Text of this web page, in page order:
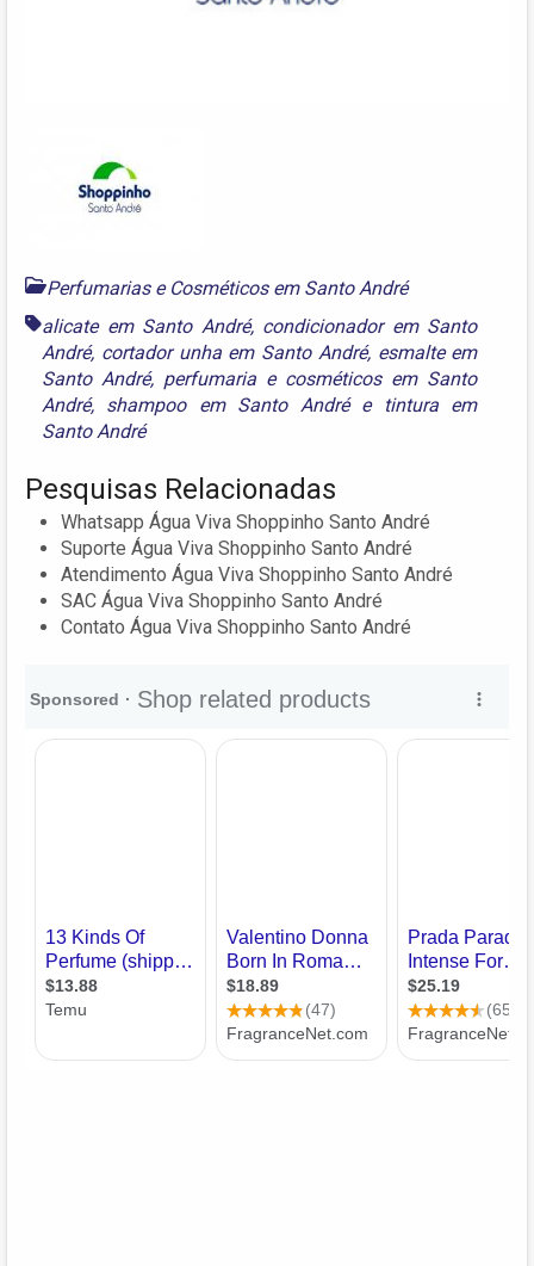
Perfumarias e Cosméticos em Santo André
alicate em Santo André, condicionador em Santo
André, cortador unha em Santo André, esmalte em
Santo André, perfumaria e cosméticos em Santo
André, shampoo em Santo Andrée tintura em
Santo André
Pesquisas Relacionadas
Whatsapp Água Viva Shoppinho Santo André
Suporte Água Viva Shoppinho Santo André
Atendimento Água Viva Shoppinho Santo André
SAC Água Viva Shoppinho Santo André
Contato Água Viva Shoppinho Santo André